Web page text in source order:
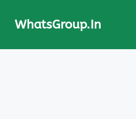
WhatsGroup.In